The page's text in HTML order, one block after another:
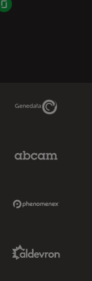
Glassdoor
Genedata Link